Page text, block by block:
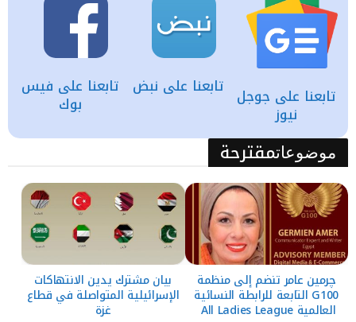
تابعنا على فيس
بوك
تابعنا على نبض تابعنا على جوجل
نيوز
موضوعاتمقترحة
چرمين عامر تنضم إلى منظمة
G100 التابعة للرابطة النسائية
العالمية All Ladies League
بيان مشترك يدين الانتهاكات
الإسرائيلية المتواصلة في قطاع
غزة